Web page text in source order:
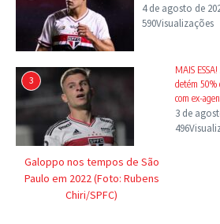
4 de agosto de
590Visualizações
3
Galoppo nos tempos de São
Paulo em 2022 (Foto: Rubens
Chiri/SPFC)
MAIS
detém 50%
com ex-
3 de